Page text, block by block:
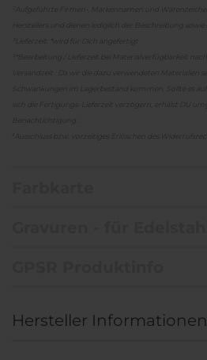
²Aufgeführte Firmen-, Markennamen und
Herstellers und dienen lediglich der Beschreibung
³Lieferzeit: *wird für Dich angefertigt
³*Bearbeitung / Lieferzeit bei Materialverfügbarkeit
Versandzeit . Da wir die dazu verwendeten Materialien
Schwankungen im Lagerbestand kommen. Sollte es
sich die Fertigungs- Lieferzeit verzögern, erhälst DU
Benachtichtigung.
⁴Ausschluss bzw. vorzeitiges Erlöschen des
Hersteller Informationen